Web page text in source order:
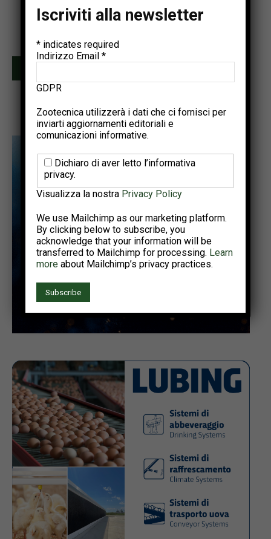
Ricevi una selezione dei contenuti più rilevanti del settore
Iscriviti alla newsletter
* indicates required
Indirizzo Email *
GDPR
Zootecnica utilizzerà i dati che ci fornisci per
inviarti aggiornamenti editoriali e
comunicazioni informative.
Dichiaro di aver letto l’informativa
privacy.
Visualizza la nostra Privacy Policy
We use Mailchimp as our marketing platform.
By clicking below to subscribe, you
acknowledge that your information will be
transferred to Mailchimp for processing. Learn
more about Mailchimp’s privacy practices.